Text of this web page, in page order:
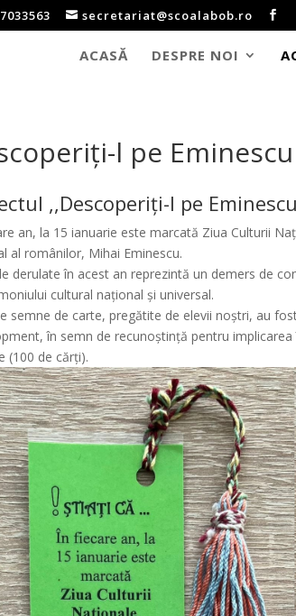
secretariat@scoalabob.ro
ACASĂ DESPRE NOI
l pe Eminescu
,,Descoperiți-l pe
an, la 15 ianuarie este marcată Ziua Culturii
al românilor, Mihai Eminescu.
derulate în acest an reprezintă un demers de
cultural național și universal.
semne de carte, pregătite de elevii noștri, au
în semn de recunoștință pentru
(100 de cărți).